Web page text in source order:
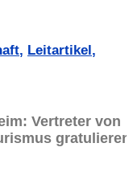
, Leitartikel ,
Vertreter von
gratulieren